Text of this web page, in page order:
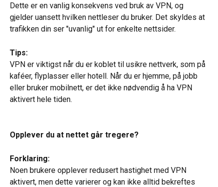
Dette er en vanlig konsekvens ved bruk av VPN, og
gjelder uansett hvilken nettleser du bruker. Det skyldes at
trafikken din ser "uvanlig" ut for enkelte nettsider.
Tips:
VPN er viktigst når du er koblet til usikre nettverk, som på
kaféer, flyplasser eller hotell. Når du er hjemme, på jobb
eller bruker mobilnett, er det ikke nødvendig å ha VPN
aktivert hele tiden.
Opplever du at nettet går tregere?
Forklaring:
Noen brukere opplever redusert hastighet med VPN
aktivert, men dette varierer og kan ikke alltid bekreftes